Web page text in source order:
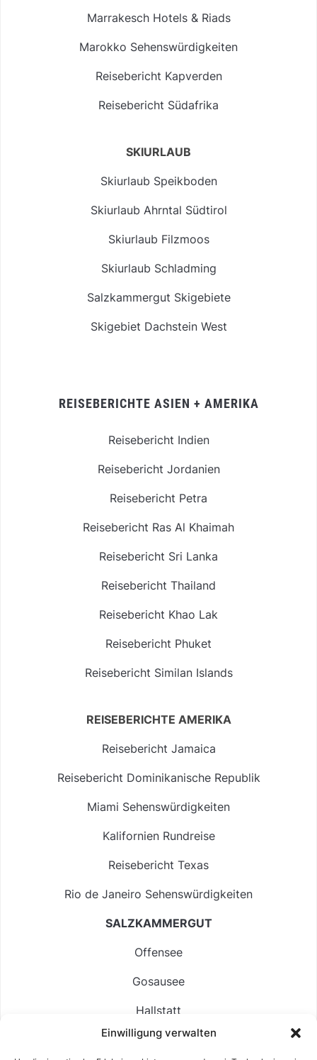
Einwilligung verwalten
Marrakesch Hotels & Riads
Marokko Sehenswürdigkeiten
Reisebericht Kapverden
Reisebericht Südafrika
SKIURLAUB
Skiurlaub Speikboden
Skiurlaub Ahrntal Südtirol
Skiurlaub Filzmoos
Skiurlaub Schladming
Salzkammergut Skigebiete
Skigebiet Dachstein West
REISEBERICHTE ASIEN + AMERIKA
Reisebericht Indien
Reisebericht Jordanien
Reisebericht Petra
Reisebericht Ras Al Khaimah
Reisebericht Sri Lanka
Reisebericht Thailand
Reisebericht Khao Lak
Reisebericht Phuket
Reisebericht Similan Islands
REISEBERICHTE AMERIKA
Reisebericht Jamaica
Reisebericht Dominikanische Republik
Miami Sehenswürdigkeiten
Kalifornien Rundreise
Reisebericht Texas
Rio de Janeiro Sehenswürdigkeiten
SALZKAMMERGUT
Offensee
Gosausee
Hallstatt
Langbathsee